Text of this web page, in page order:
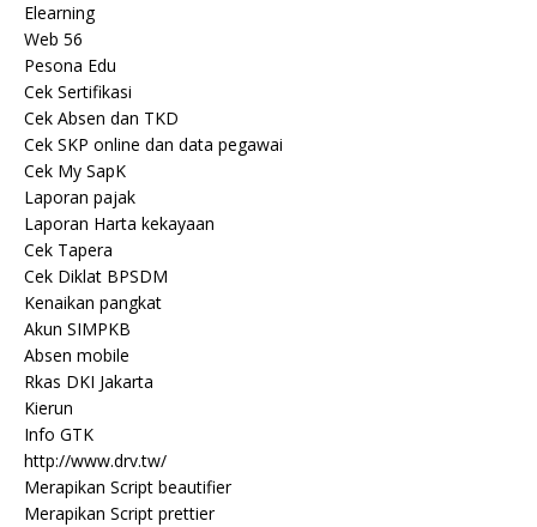
Elearning
Web 56
Pesona Edu
Cek Sertifikasi
Cek Absen dan TKD
Cek SKP online dan data pegawai
Cek My SapK
Laporan pajak
Laporan Harta kekayaan
Cek Tapera
Cek Diklat BPSDM
Kenaikan pangkat
Akun SIMPKB
Absen mobile
Rkas DKI Jakarta
Kierun
Info GTK
http://www.drv.tw/
Merapikan Script beautifier
Merapikan Script prettier